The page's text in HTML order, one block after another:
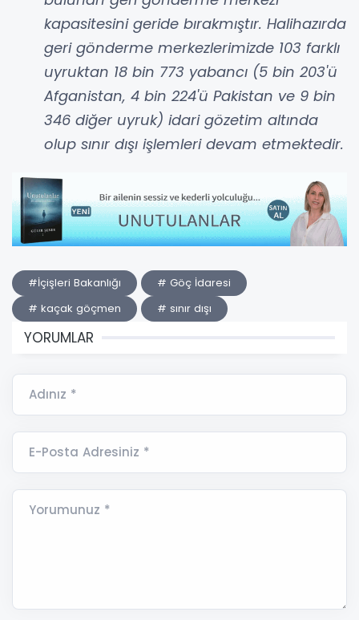
kapasitesini geride bırakmıştır. Halihazırda
geri gönderme merkezlerimizde 103 farklı
uyruktan 18 bin 773 yabancı (5 bin 203'ü
Afganistan, 4 bin 224'ü Pakistan ve 9 bin
346 diğer uyruk) idari gözetim altında
olup sınır dışı işlemleri devam etmektedir.
#İçişleri Bakanlığı
# Göç İdaresi
# kaçak göçmen
# sınır dışı
YORUMLAR
Adınız *
E-Posta Adresiniz *
Yorumunuz *